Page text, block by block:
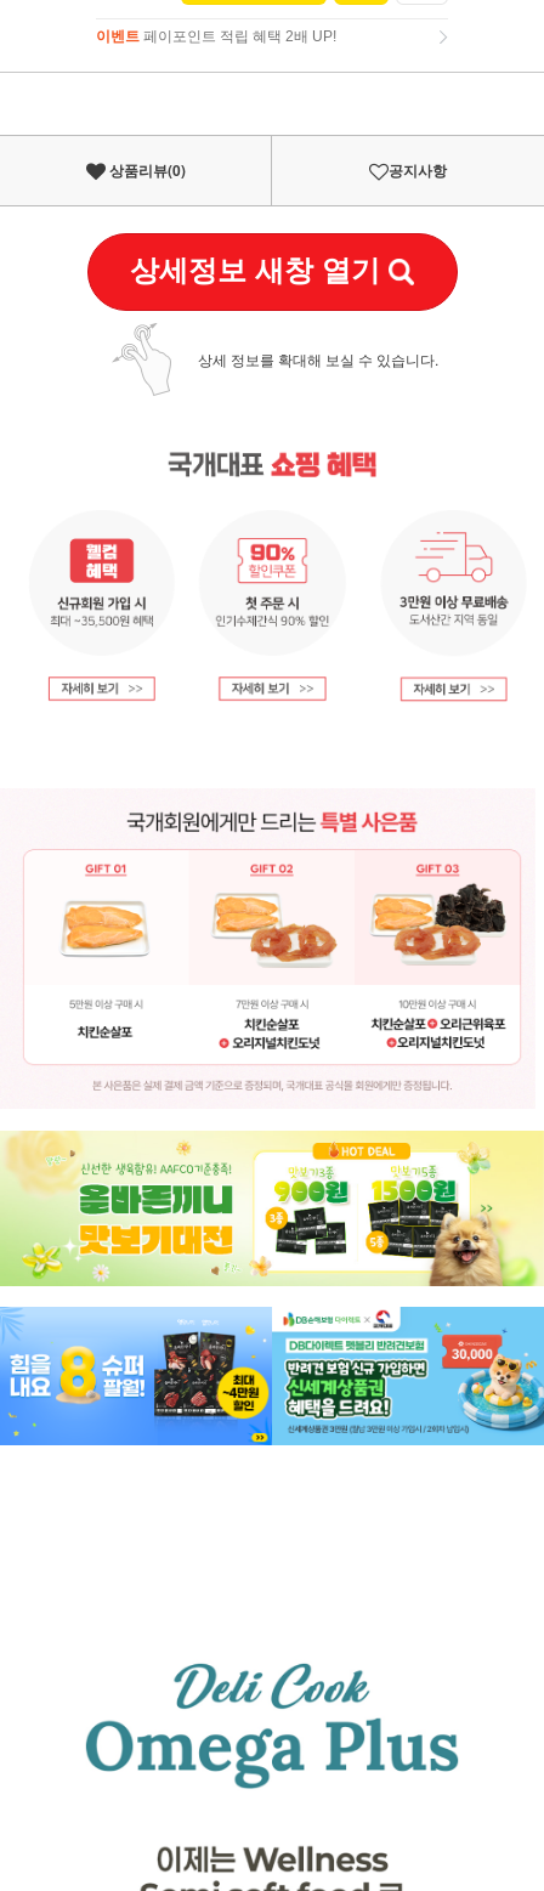
이벤트 페이포인트 적립 혜택 2배 UP!
이벤트페이포인트 적립 혜택 2배 UP!
상품리뷰(0) 공지사항
상세정보 새창 열기
상세 정보를 확대해 보실 수 있습니다.